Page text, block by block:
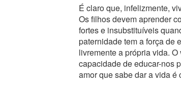
É claro que, infelizmente,
Os filhos devem aprender
fortes e insubstituíveis
paternidade tem a força de
livremente a própria vida.
capacidade de educar-nos
amor que sabe dar a vida